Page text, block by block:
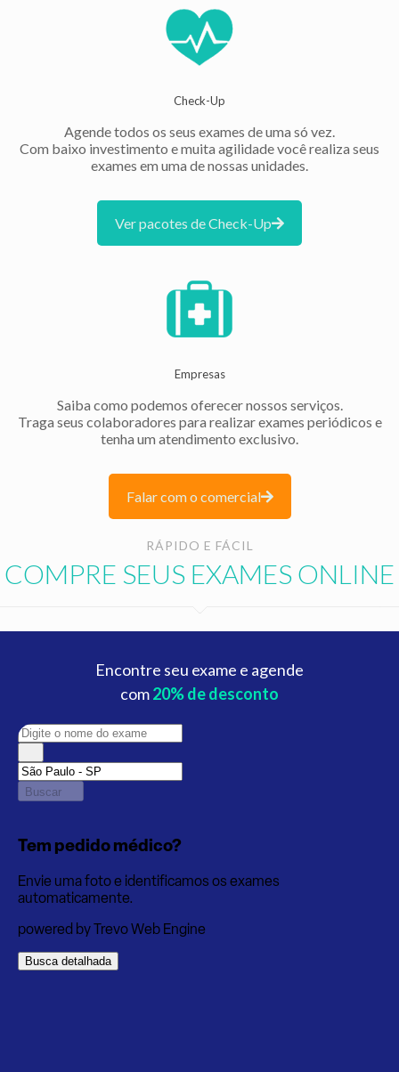
Check-Up
Agende todos os seus exames de uma só vez.
Com baixo investimento e muita agilidade você realiza seus
exames em uma de nossas unidades.
Ver pacotes de Check-Up
Empresas
Saiba como podemos oferecer nossos serviços.
Traga seus colaboradores para realizar exames periódicos e
tenha um atendimento exclusivo.
Falar com o comercial
RÁPIDO E FÁCIL
COMPRE SEUS EXAMES ONLINE
Encontre seu exame e agende
com20% de desconto